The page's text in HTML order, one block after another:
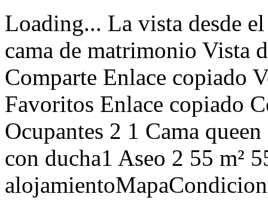
Loading... La vista desde el salón Vista del dormitorio con cama de matrimonio Vista de la cocina totalmente equipada Comparte Enlace copiado Ver fotos Añadir a favoritos Favoritos Enlace copiado Comparte Valoración 9.3 Ocupantes 2 1 Cama queen size 1 1 Dormitorio 1 1 Baño con ducha1 Aseo 2 55 m² 55 m² wifi wifi El alojamientoMapaCondicionesValoracionesOfertas4 › Polinesia francesa › Islas de la Sociedad (Barlovento) › Tahiti › Papeete › TAHITI - Urban Maohi Cottage TAHITI - Urban Maohi Cottage Papeete - Apartamento Contactar Teléfono Teléfono desde /noche88 € Fechas Fechas Añadir fechas Adultos 12345678910111213141516171819202122232425262728293031323334353637383940 1 Niños Introducir fechas € NO REEMBOLSABLE € BáSICA Niños Nº niños Seleccionar123456 OK Preciopor noches Reservar Contactar Teléfono +689-40419782 desde 88 € /nocheFechas Precio Reservar Fechas Disponibilidad y precios Alojamiento Descripción TAHITI - Urban Maohi Cottage Bienvenido a Urban Maohi Cottage, un oasis de confort y comodidad en el corazón de Papeete, en la Polinesia Francesa. Nuestro alojamiento ofrece una experiencia turística inolvidable, gracias a su ubicación ideal cerca de todas las atracciones de la ciudad. Desde el momento en que llegue, quedará encantado por nuestro espacioso salón, diseñado para relajarse tras un día de exploración. Podrás mantenerte conectado con nuestro acceso a Internet de alta velocidad, mientras disfrutas de la tranquila atmósfera de nuestra casa rural. Nuestra terraza privada es el lugar perfecto para disfrutar del clima tropical mientras saborea su bebida favorita. Y con nuestro aparcamiento privado, podrá explorar los alrededores con la tranquilidad de saber que su vehículo está seguro. Nuestra suite cottage es un remanso de paz, con su propio cuarto de ducha para una total privacidad. También disponemos de aseos independientes para su comodidad. Te encantará descubrir nuestra cocina totalmente equipada, con lavavajillas, cafetera Nespresso y placa eléctrica para preparar deliciosos platos. Además, Urban Maohi Cottage está rodeado de restaurantes de cocina variada, un animado mercado de productos locales y artesanía, el pintoresco paseo marítimo y la terminal del ferry para excursiones a las islas paradisíacas de los alrededores. Tanto si se encuentra en viaje de negocios como de vacaciones, nuestra casa rural le promete una estancia de lo más agradable en Papeete. Disfrute de la relajada elegancia de nuestro establecimiento y de la auténtica hospitalidad polinesia que le hará sentirse como en casa. Reserve ya su estancia en Urban Maohi Cottage y sumérjase en la esencia misma de la Polinesia Francesa. Lo esencial de Urban Maohi Cottage: - Centro de Papeete - Habitaciones con aire acondicionado y cuarto de ducha - WC separado - Cocina totalmente equipada - Sala de estar con acceso wifi a Internet - Terraza - Aparcamiento privado - Ropa de cama incluida - Toallas de baño incluidas Todas las reservas están sujetas a la plena aceptación de nuestras condiciones generales de venta, que pueden consultarse en el sitio web de REVA Dreams haciendo clic en condiciones generales. Más detalles Ocultar detalles Distribución de dormitorios Dormitorio 1 1 Cama queen size Características más destacadas Terraza Acceso Internet Aire acondicionado Parking aire libre Cocina americana (Eléctrica) Nevera Microondas Horno Congelador Lavavajillas Vajilla/Cubertería Utensilios/Cocina Cafetera Tostadora Hervidor de agua Ver más Ver menos Baños 1 Baño con ducha 1 Aseo General Ascensor 12 m² de terraza Lavadora Acceso Internet Acceso Internet Wifi 55 m² Vivienda Aire acondicionado en todo el alojamiento Parking aire libre en mismo edificio Pueblo Fotografía Ecoturismo Niños permitidos Entrada amplia en habitación Compras Restaurante Aparcamiento con vigilancia Habitación decorada Zona de descanso Zona de estar con sofá / silla Escritorio con lámpara Ver más Ver menos Mostrar más características Mostrar menos características Servicios obligatorios o incluidos Acceso a Internet: Incluido Parking aire libre: Incluido Gastos de gestión: 6 % de la reserva Limpieza final: 78,86 € /reserva Ropa de cama: Incluida Toallas: Incluida Servicios opcionales Aire acondicionado: Incluido Billete de ferry PPT–MOZ o MOZ–PPT (VAEARA'I) - Adulto residente PF - Solo ida: 10,06 € /persona Billete de ferry PPT–MOZ o MOZ–PPT (VAEARA'I) - Adulto residente PF - Solo ida Billete de barco VAEARA'I, ruta entre Tahití y Moorea - 1 adulto residente PF - Ida simple a 1 200 XPF por persona y trayecto. Introduzca el número de unidades que necesita